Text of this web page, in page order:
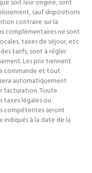
soit leur origine, sont
sauf dispositions
contraire sur la
complémentaires ne sont
taxes de séjour, etc
tarifs, sont à régler
Les prix tiennent
commande et tout
automatiquement
facturation. Toute
légales ou
compétentes seront
à la date de la